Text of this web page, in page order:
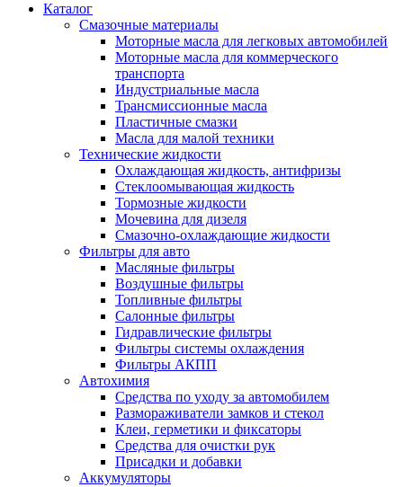
Каталог
Смазочные материалы
Моторные масла для легковых автомобилей
Моторные масла для коммерческого
транспорта
Индустриальные масла
Трансмиссионные масла
Пластичные смазки
Масла для малой техники
Технические жидкости
Охлаждающая жидкость, антифризы
Стеклоомывающая жидкость
Тормозные жидкости
Мочевина для дизеля
Смазочно-охлаждающие жидкости
Фильтры для авто
Масляные фильтры
Воздушные фильтры
Топливные фильтры
Салонные фильтры
Гидравлические фильтры
Фильтры системы охлаждения
Фильтры АКПП
Автохимия
Средства по уходу за автомобилем
Размораживатели замков и стекол
Клеи, герметики и фиксаторы
Средства для очистки рук
Присадки и добавки
Аккумуляторы